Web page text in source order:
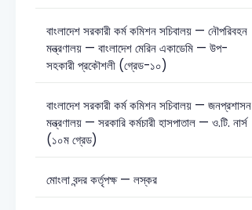
সাধারণ জ্ঞান: 24
বাংলাদেশ সরকারী কর্ম কমিশন সচিবালয় — নৌপরিবহন
মন্ত্রণালয় — বাংলাদেশ মেরিন একাডেমি — উপ-
সহকারী প্রকৌশলী (গ্রেড-১০)
বাংলাদেশ সরকারী কর্ম কমিশন সচিবালয় — জনপ্রশাসন
মন্ত্রণালয় — সরকারি কর্মচারী হাসপাতাল — ও.টি. নার্স
(১০ম গ্রেড)
মোংলা বন্দর কর্তৃপক্ষ — লস্কর